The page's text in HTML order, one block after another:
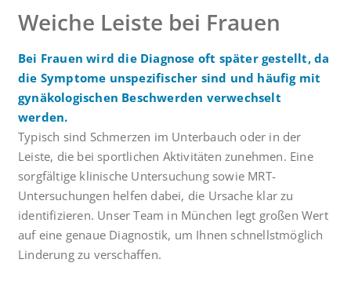
Weiche Leiste bei Frauen
Bei Frauen wird die Diagnose oft später gestellt, da
die Symptome unspezifischer sind und häufig mit
gynäkologischen Beschwerden verwechselt
werden.
Typisch sind Schmerzen im Unterbauch oder in der
Leiste, die bei sportlichen Aktivitäten zunehmen. Eine
sorgfältige klinische Untersuchung sowie MRT-
Untersuchungen helfen dabei, die Ursache klar zu
identifizieren. Unser Team in München legt großen Wert
auf eine genaue Diagnostik, um Ihnen schnellstmöglich
Linderung zu verschaffen.